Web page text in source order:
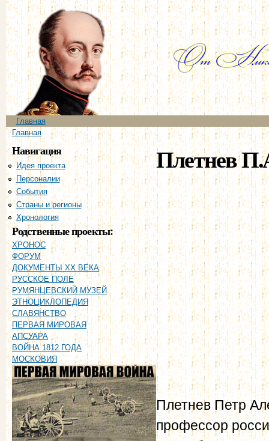
Главное меню
Главная
Вы здесь
Главная
Навигация
Идея проекта
Персоналии
События
Страны и регионы
Хронология
Родственные проекты:
ХРОНОС
ФОРУМ
ДОКУМЕНТЫ XX ВЕКА
РУССКОЕ ПОЛЕ
РУМЯНЦЕВСКИЙ МУЗЕЙ
ЭТНОЦИКЛОПЕДИЯ
СЛАВЯНСТВО
ПЕРВАЯ МИРОВАЯ
АПСУАРА
ВОЙНА 1812 ГОДА
МОСКОВИЯ
Плетнев
Плетнев Петр
профессор